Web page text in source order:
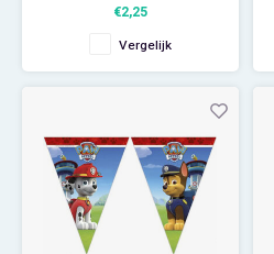
B32 x D12 cm De Nickelodeon
cadeautassen zijn in diverse
uitvoeringen leverbaar;
willekeurige uitlevering. Prijs is
€2,25
Vergelijk